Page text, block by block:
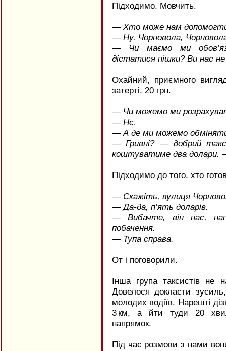
Підходимо. Мовчить.
— Хто може нам
— Ну. Чорновола,
— Чи маємо ми
дістатися пішки? Ви нас
Охайний, приємного
затерті, 20 грн.
— Чи можемо ми
— Нє.
— А де ми можемо обміняти
— Гривні? — добрий
коштуватиме два долари. —
Підходимо до того, хто
— Скажіть, вулиця
— Да-да, п’ять доларів.
— Вибачте, він нас,
побачення.
— Тупа справа.
От і поговорили.
Інша група таксистів не
Довелося докласти
молодих водіїв. Нарешті
3 км, а йти туди 20
напрямок.
Під час розмови з нами